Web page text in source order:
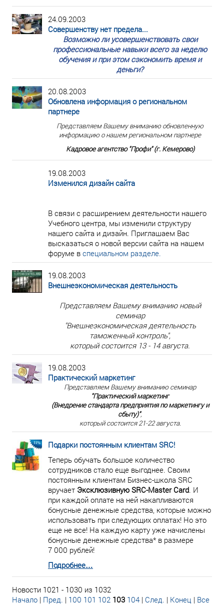
24.09.2003
Совершенству нет предела...
Возможно ли усовершенствовать свои
профессиональные навыки всего за неделю
обучения и при этом сэкономить время и
деньги?
20.08.2003
Обновлена информация о региональном
партнере
Представляем Вашему вниманию обновленную
информацию о нашем региональном партнере
Кадровое агентство "Профи" (г. Кемерово)
19.08.2003
Изменился дизайн сайта
В связи с расширением деятельности нашего
Учебного центра, мы изменили структуру
нашего сайта и дизайн. Приглашаем Вас
высказаться о новой версии сайта на нашем
форуме в специальном разделе.
19.08.2003
Внешнеэкономическая деятельность
Представляем Вашему вниманию новый
семинар
"Внешнеэкономическая деятельность
таможенный контроль",
который состоится 13 - 14 августа.
19.08.2003
Практический маркетинг
Представляем Вашему вниманию семинар
"Практический маркетинг
(Внедрение стандарта предприятия по маркетингу и
сбыту)",
который состоится 21-22 августа.
Подарки постоянным клиентам SRC!
Теперь обучать большое количество
сотрудников стало еще выгоднее. Своим
постоянным клиентам Бизнес-школа SRC
вручает Эксклюзивную SRC-Master Card. И
при каждой оплате на ней накапливаются
бонусные денежные средства, которые можно
использовать при следующих оплатах! Но это
еще не все! На каждую карту уже начислены
бонусные денежные средства* в размере
7 000 рублей!
Подробнее…
Новости 1021 - 1030 из 1032
Начало | Пред. | 100 101 102 103 104 | След. | Конец | Все